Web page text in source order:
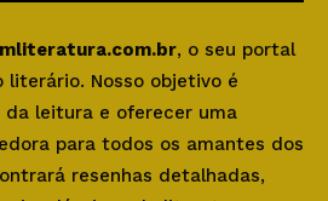
, o seu portal
literário. Nosso objetivo é
leitura e oferecer uma
para todos os amantes dos
resenhas detalhadas,